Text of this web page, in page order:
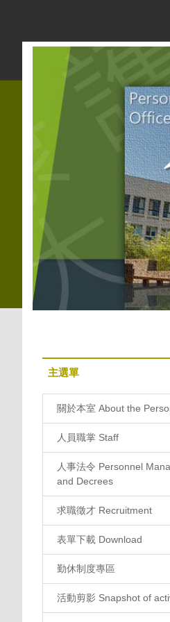
容
主選單
關於本室 About the
人員職掌 Staff
人事法令 Personnel
and Decrees
求職徵才 Recruitment
表單下載 Download
勤休制度專區
活動剪影 Snapshot of